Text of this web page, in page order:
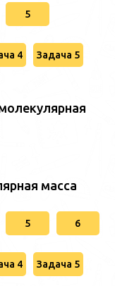
5
4 Задача 5
масса
5 6
4 Задача 5